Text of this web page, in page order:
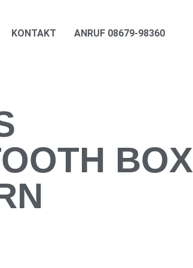
KONTAKT ANRUF 08679-98360
BOX